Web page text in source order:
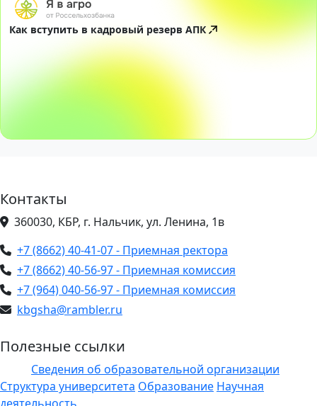
Как вступить в кадровый резерв АПК
Контакты
360030, КБР, г. Нальчик, ул. Ленина, 1в
+7 (8662) 40-41-07 - Приемная ректора
+7 (8662) 40-56-97 - Приемная комиссия
+7 (964) 040-56-97 - Приемная комиссия
kbgsha@rambler.ru
Полезные ссылки
Сведения об образовательной организации
Структура университета Образование Научная